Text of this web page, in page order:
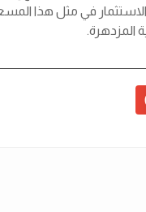
الاستثمار في مثل هذا
المزدهرة.